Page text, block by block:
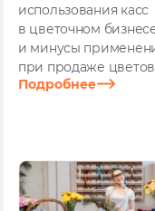
использования касс
в цветочном
и минусы
при продаже
Подробнее